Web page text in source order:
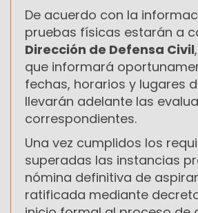
De acuerdo con la
pruebas físicas estarán a
Dirección de Defensa Civil
que informará
fechas, horarios y lugares
llevarán adelante las
correspondientes.
Una vez cumplidos los
superadas las instancias
nómina definitiva de
ratificada mediante